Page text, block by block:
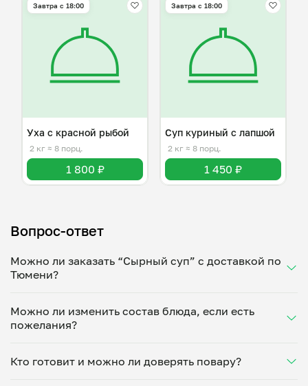
Завтра c 18:00
Уха с красной рыбой
2 кг ≈ 8 порц.
1 800 ₽
Завтра c 18:00
Суп куриный с лапшой
2 кг ≈ 8 порц.
1 450 ₽
Вопрос-ответ
Можно ли заказать “Сырный суп” с доставкой по
Тюмени?
Укажите удобное время — и получите свежее
домашнее блюдо в большой порции прямо с плиты.
минут. Статус заказа отслеживайте в личном
кабинете, а с поваром можно связаться напрямую в
Можно ли изменить состав блюда, если есть
пожелания?
ваши предпочтения: уберет специи, снизит
Кто готовит и можно ли доверять повару?